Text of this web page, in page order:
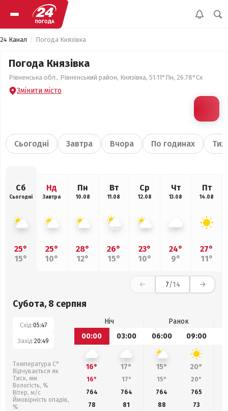
24 Канал Погода Князівка
Погода Князівка
Рівненська обл., Рівненський район, Князівка, 51.11°Пн, 26.78°Сх
Змінити місто
Сьогодні Завтра Вчора По годинах
Сб
Сьогодні
25°
15°
Нд
Завтра
25°
10°
Пн
10.08
28°
12°
Вт
11.08
26°
15°
Ср
12.08
23°
10°
Чт
13.08
24°
9°
Пт
14.08
27°
11°
7/14
Субота, 8 серпня
Схід:05:47
Захід:20:49
Температура С°
Відчувається як
Тиск, мм
Вологість, %
Вітер, м/с
Ймовірність опадів,
%
Ніч
Ранок
00:00
03:00 06:00 09:00
16° 17° 15° 20°
16° 17° 15° 20°
764
764 764 765
78
81 88 73